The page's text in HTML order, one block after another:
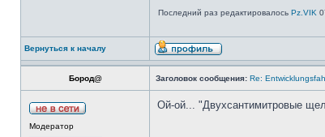
Последний раз редактировалось Pz.VIK
Вернуться к началу
Бород@ Заголовок сообщения: Re:
Модератор
Ой-ой... "Двухсантимитровые